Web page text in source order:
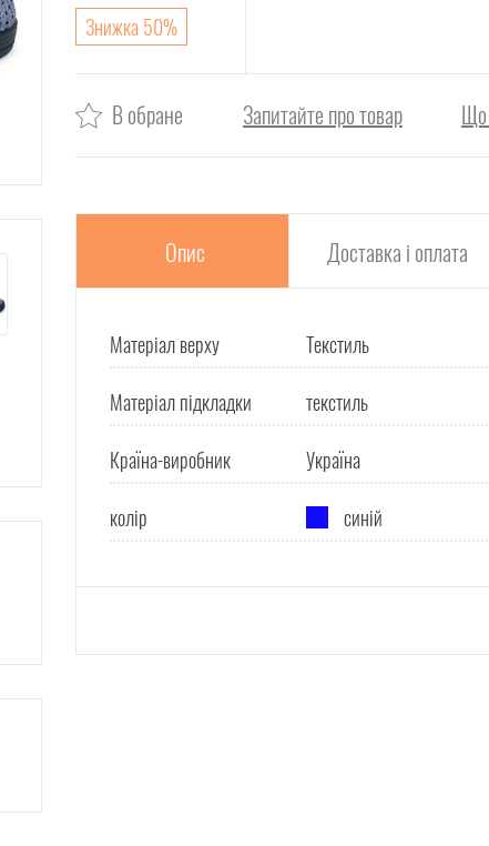
Знижка 50%
В обране Запитайте про товар Що
Опис Доставка і оплата
Матеріал верху
Текстиль
Матеріал підкладки
текстиль
Країна-виробник
Україна
колір
синій